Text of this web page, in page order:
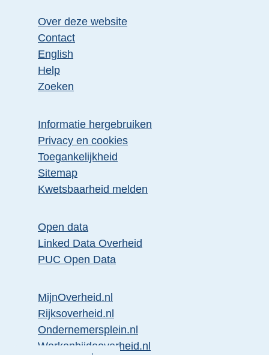
Over deze website
Contact
English
Help
Zoeken
Informatie hergebruiken
Privacy en cookies
Toegankelijkheid
Sitemap
Kwetsbaarheid melden
Open data
Linked Data Overheid
PUC Open Data
MijnOverheid.nl
Rijksoverheid.nl
Ondernemersplein.nl
Werkenbijdeoverheid.nl